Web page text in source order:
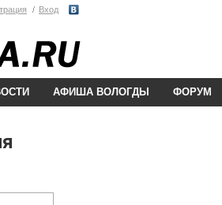
Вход
АФИША ВОЛОГДЫ ФОРУМ